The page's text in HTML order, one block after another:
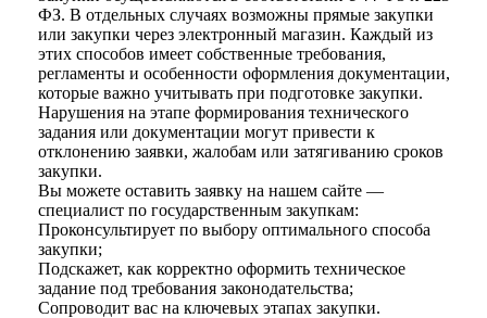
ФЗ. В отдельных случаях возможны прямые закупки
или закупки через электронный магазин. Каждый из
этих способов имеет собственные требования,
регламенты и особенности оформления документации,
которые важно учитывать при подготовке закупки.
Нарушения на этапе формирования технического
задания или документации могут привести к
отклонению заявки, жалобам или затягиванию сроков
закупки.
Вы можете оставить заявку на нашем сайте —
специалист по государственным закупкам:
Проконсультирует по выбору оптимального способа
закупки;
Подскажет, как корректно оформить техническое
задание под требования законодательства;
Сопроводит вас на ключевых этапах закупки.